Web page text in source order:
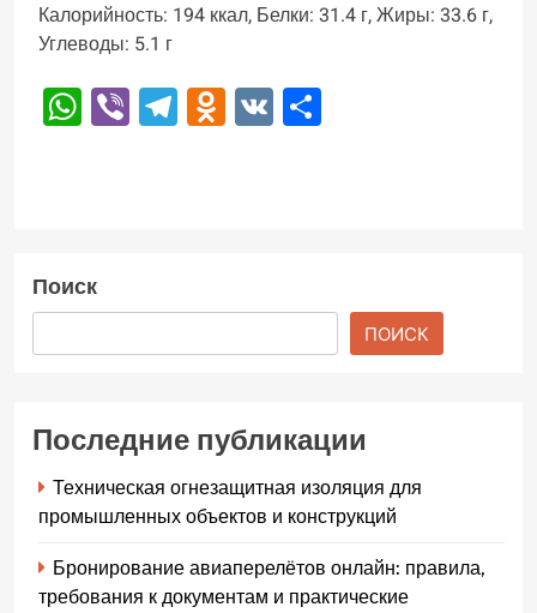
Калорийность: 194 ккал, Белки: 31.4 г, Жиры: 33.6 г,
Углеводы: 5.1 г
WhatsApp
ViberTelegram
Odnoklassniki
VK
Поиск
ПОИСК
Последние публикации
Техническая огнезащитная изоляция для
промышленных объектов и конструкций
Бронирование авиаперелётов онлайн: правила,
требования к документам и практические